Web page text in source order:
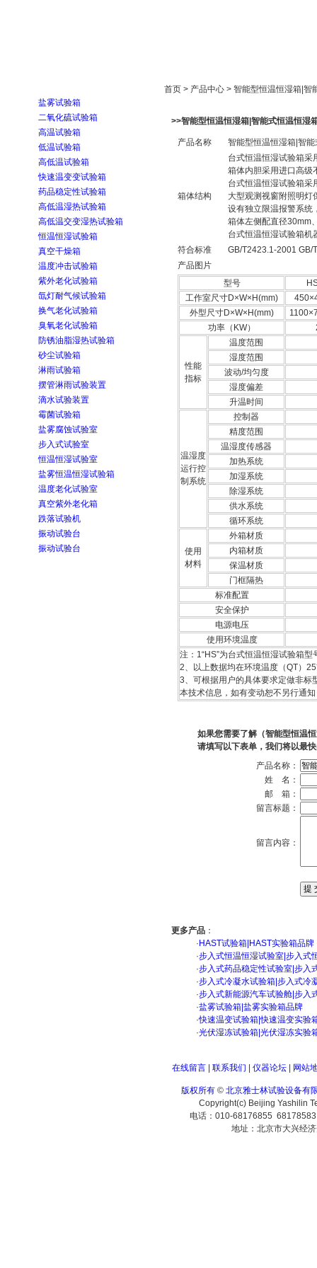
盐雾试验箱
二氧化硫试验箱
高温试验箱
低温试验箱
高低温试验箱
快速温变变试验箱
药品稳定性试验箱
高低温湿热试验箱
高低温交变湿热试验箱
恒温恒湿试验箱
真空干燥箱
温度冲击试验箱
紫外老化试验箱
氙灯耐气候试验箱
换气老化试验箱
臭氧老化试验箱
防锈油脂湿热试验箱
砂尘试验箱
淋雨试验箱
摆管淋雨试验装置
滴水试验装置
霉菌试验箱
盐雾腐蚀试验室
步入式试验室
恒温恒湿试验室
盐雾恒温恒湿试验箱
温度老化试验室
真空紫外老化箱
跌落试验机
振动试验台
振动试验台
首页 > 产品中心 > 智能型恒温恒湿箱|智
>>智能型恒温恒湿箱|智能式恒温恒湿
产品名称 智能型恒温恒湿箱|智
箱体结构
台式恒温恒湿试验箱采
箱体内胆采用进口高级
台式恒温恒湿试验箱采
大型观测视窗附照明灯
设有独立限温报警系统
箱体左侧配直径30mm
台式恒温恒湿试验箱机
符合标准
GB/T2423.1-2001 GB/
产品图片
型号
工作室尺寸D×W×H(mm)
外型尺寸D×W×H(mm)
功率（KW）
性能
指标
温度范围
湿度范围
波动/均匀度
湿度偏差
升温时间
温湿度
运行控
制系统
控制器
精度范围
温湿度传感器
加热系统
加湿系统
除湿系统
供水系统
循环系统
使用
材料
外箱材质
内箱材质
保温材质
门框隔热
标准配置
安全保护
电源电压
使用环境温度
注：1“HS”为台式恒温恒湿试验箱型
2、以上数据均在环境温度（QT）
3、可根据用户的具体要求定做非标
本技术信息，如有变动恕不另行通知
如果您需要了解（智能型恒温
请填写以下表单，我们将以最
产品名称：
姓 名：
邮 箱：
留言标题：
留言内容：
更多产品：
· HAST试验箱|HAST实验箱品牌
·步入式恒温恒湿试验室|步入式
·步入式药品稳定性试验室|步入
·步入式冷凝水试验箱|步入式冷
·步入式新能源汽车试验舱|步入
·盐雾试验箱|盐雾实验箱品牌
·快速温变试验箱|快速温变实验
·光伏湿冻试验箱|光伏湿冻实验
在线留言| 联系我们 仪器论坛| 网站
版权所有 © 北京雅士林试验设备有
Copyright(c) Beijing Yashilin
电话：010-68176855
地址：北京市大兴经